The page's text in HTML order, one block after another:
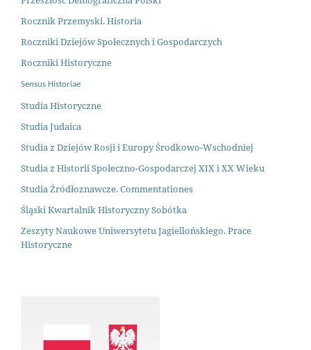
Rocznik Przemyski. Historia
Roczniki Dziejów Społecznych i Gospodarczych
Roczniki Historyczne
Sensus Historiae
Studia Historyczne
Studia Judaica
Studia z Dziejów Rosji i Europy Środkowo-Wschodniej
Studia z Historii Społeczno-Gospodarczej XIX i XX Wieku
Studia Źródłoznawcze. Commentationes
Śląski Kwartalnik Historyczny Sobótka
Zeszyty Naukowe Uniwersytetu Jagiellońskiego. Prace
Historyczne